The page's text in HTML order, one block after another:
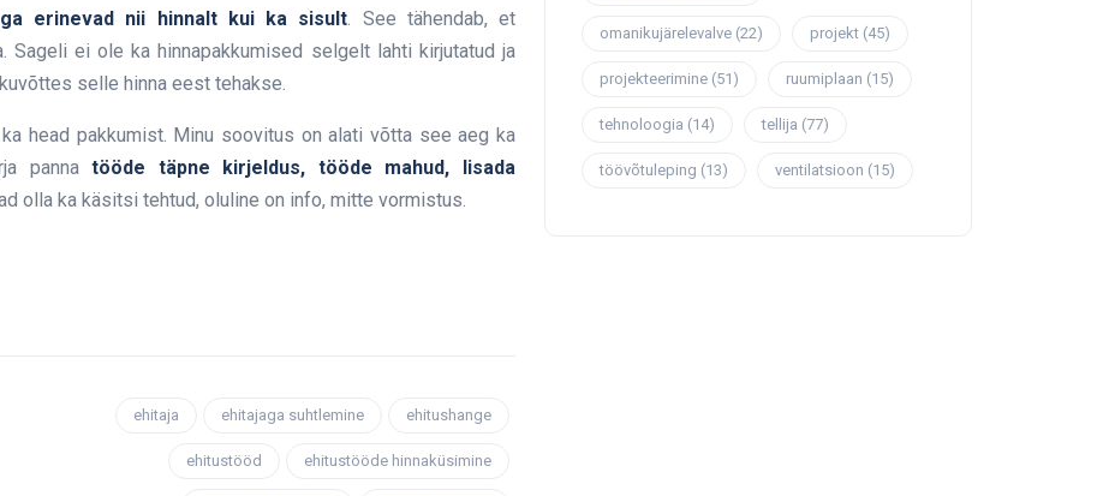
erinevad nii hinnalt kui ka sisult. See tähendab, et
Sageli ei ole ka hinnapakkumised selgelt lahti kirjutatud ja
selle hinna eest tehakse.
head pakkumist. Minu soovitus on alati võtta see aeg ka
pannatööde täpne kirjeldus, tööde mahud, lisada
olla ka käsitsi tehtud, oluline on info, mitte vormistus.
ehitaja ehitajaga suhtlemine ehitushange
ehitustööd ehitustööde hinnaküsimine
omanikujärelevalve (22) projekt (45)
projekteerimine (51) ruumiplaan (15)
tehnoloogia (14) tellija (77)
töövõtuleping (13) ventilatsioon (15)